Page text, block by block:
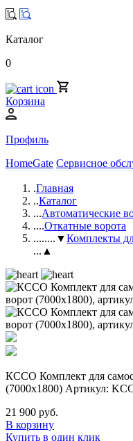
Каталог
0
Корзина
Профиль
HomeGate Сервисное
.Главная
..Каталог
...Автоматические
....Откатные ворота
........▼Комплекты
...▲
КССО Комплект для
(7000х1800) Артикул:
21 900 руб.
В корзину
Купить в один клик